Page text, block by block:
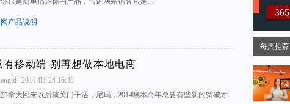
产品说明
有移动端 别再想做本地电商
2014-03-24 16:48
拿大回来以后就关门干活，尼玛，2014唉本命年总要有些新的突破才
每周推荐